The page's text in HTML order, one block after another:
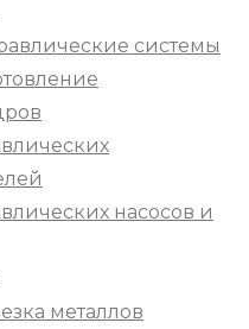
системы
насосов и
металлов